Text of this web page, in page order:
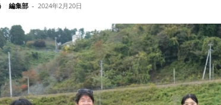
編集部 - 2024年2月20日